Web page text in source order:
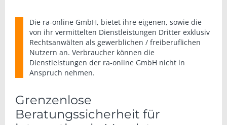
Die ra-online GmbH, bietet ihre eigenen, sowie die
von ihr vermittelten Dienstleistungen Dritter exklusiv
Rechtsanwälten als gewerblichen / freiberuflichen
Nutzern an. Verbraucher können die
Dienstleistungen der ra-online GmbH nicht in
Anspruch nehmen.
Grenzenlose
Beratungssicherheit für